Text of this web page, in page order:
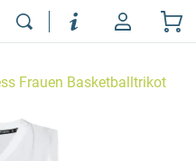
Frauen Basketballtrikot